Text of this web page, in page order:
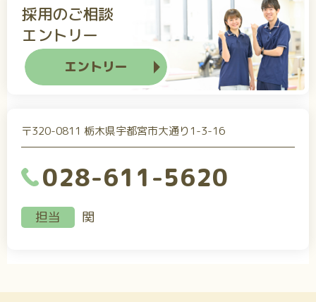
採用のご相談
エントリー
エントリー
〒320-0811 栃木県宇都宮市大通り1-3-16
028-611-5620
担当 関